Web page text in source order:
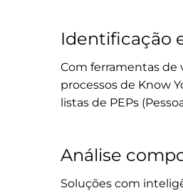
Identificação
Com ferramentas de
processos de Know
listas de PEPs
Análise
Soluções com